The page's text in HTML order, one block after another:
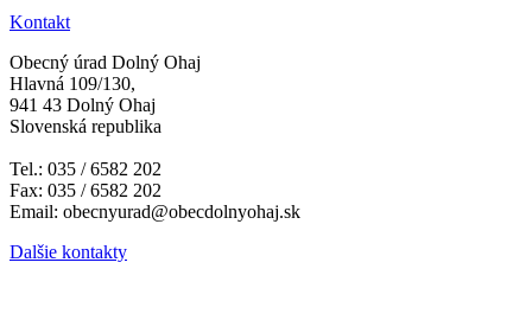
Kontakt
Obecný úrad Dolný Ohaj
Hlavná 109/130,
941 43 Dolný Ohaj
Slovenská republika
Tel.: 035 / 6582 202
Fax: 035 / 6582 202
Email: obecnyurad@obecdolnyohaj.sk
Dalšie kontakty